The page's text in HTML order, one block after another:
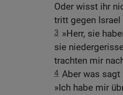
Oder wisst ihr
tritt gegen
3 »Herr, sie
sie
trachten mir
4 Aber was
»Ich habe mir